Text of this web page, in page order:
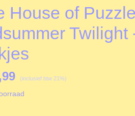
House of
Twilight
(inclusief btw 21%)